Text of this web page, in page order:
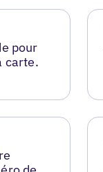
pour
carte.